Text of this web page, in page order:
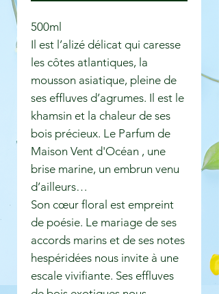
500ml
Il est l’alizé délicat qui caresse
les côtes atlantiques, la
mousson asiatique, pleine de
ses effluves d’agrumes. Il est le
khamsin et la chaleur de ses
bois précieux. Le Parfum de
Maison Vent d'Océan , une
brise marine, un embrun venu
d’ailleurs…
Son cœur floral est empreint
de poésie. Le mariage de ses
accords marins et de ses notes
hespéridées nous invite à une
escale vivifiante. Ses effluves